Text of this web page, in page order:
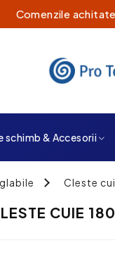
Comenzile
schimb & Accesorii
Cleste
CUIE